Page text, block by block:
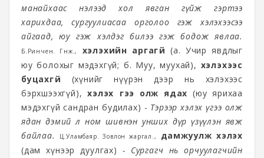
манайхаас нэлээд хол явган гүйж гэртээ
харихдаа, сургуулиасаа орголоо гэж хэлэхээсээ
айгаад, юу гэж хэлдэг билээ гэж бодож явлаа.
Б.Ринчен. Гүнж., хэлэхийн аргагүй (а. Учир явдлыг
юу болохыг мэдэхгүй; б. Муу, муухай), хэлэхээс
буцахгүй (хүнийг нүүрэн дээр нь хэлэхээс
бэрхшээхгүй),хэлэх үгээ олж ядах (юу ярихаа
мэдэхгүй сандран будилах) - Тэрээр хэлэх үгээ олж
ядан дэмий л ном шивнэн унших дүр үзүүлэн явж
байлаа.
Ц.Уламбаяр. Зовлон жаргал.,
дамжуулж хэлэх
(дам хүнээр дуулгах) - Сургагч нь орчуулагчийн